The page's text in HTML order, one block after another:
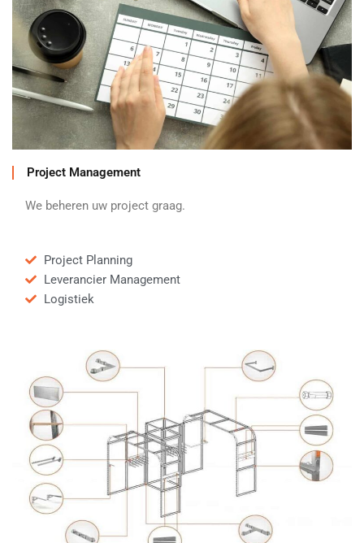
Project Management
We beheren uw project graag.
Project Planning
Leverancier Management
Logistiek